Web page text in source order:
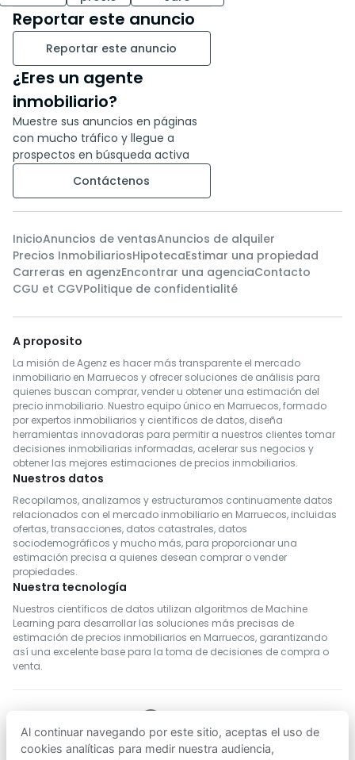
Reportar este anuncio
Reportar este anuncio
¿Eres un agente
inmobiliario?
Muestre sus anuncios en páginas
con mucho tráfico y llegue a
prospectos en búsqueda activa
Contáctenos
InicioAnuncios de ventasAnuncios de alquiler
Precios InmobiliariosHipotecaEstimar una propiedad
Carreras en agenzEncontrar una agenciaContacto
CGU et CGVPolitique de confidentialité
A proposito
La misión de Agenz es hacer más transparente el mercado
inmobiliario en Marruecos y ofrecer soluciones de análisis para
quienes buscan comprar, vender u obtener una estimación del
precio inmobiliario. Nuestro equipo único en Marruecos, formado
por expertos inmobiliarios y científicos de datos, diseña
herramientas innovadoras para permitir a nuestros clientes tomar
decisiones inmobiliarias informadas, acelerar sus negocios y
obtener las mejores estimaciones de precios inmobiliarios.
Nuestros datos
Recopilamos, analizamos y estructuramos continuamente datos
relacionados con el mercado inmobiliario en Marruecos, incluidas
ofertas, transacciones, datos catastrales, datos
sociodemográficos y mucho más, para proporcionar una
estimación precisa a quienes desean comprar o vender
propiedades.
Nuestra tecnología
Nuestros científicos de datos utilizan algoritmos de Machine
Learning para desarrollar las soluciones más precisas de
estimación de precios inmobiliarios en Marruecos, garantizando
así una excelente base para la toma de decisiones de compra o
venta.
SÍGUENOS
Al continuar navegando por este sitio, aceptas el uso de
cookies analíticas para medir nuestra audiencia,